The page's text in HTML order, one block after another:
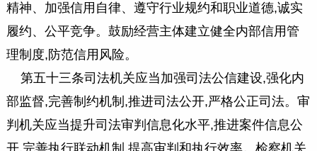
精神、加强信用自律、遵守行业规约和职业道德,诚实
履约、公平竞争。 鼓励经营主体建立健全内部信用管
理制度,防范信用风险。
第五十三条司法机关应当加强司法公信建设,强化内
部监督,完善制约机制,推进司法公开,严格公正司法。 审
判机关应当提升司法审判信息化水平,推进案件信息公